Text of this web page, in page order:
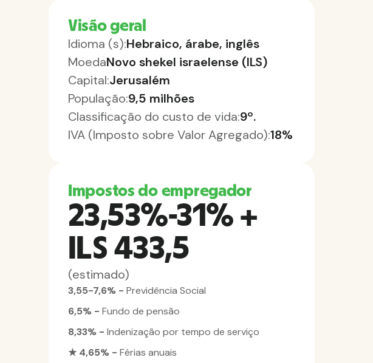
Visão geral
Idioma (s):Hebraico, árabe, inglês
MoedaNovo shekel israelense (ILS)
Capital:Jerusalém
População:9,5 milhões
Classificação do custo de vida:9º.
IVA (Imposto sobre Valor Agregado):18%
Impostos do empregador
23,53%-31% +
ILS 433,5
(estimado)
3,55-7,6% - Previdência Social
6,5% - Fundo de pensão
8,33% - Indenização por tempo de serviço
★ 4,65% - Férias anuais